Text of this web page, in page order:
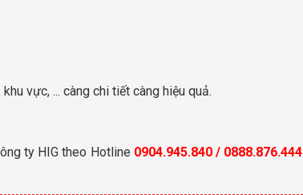
vực, ... càng chi tiết càng hiệu quả.
ty HIG theo Hotline 0904.945.840 / 0888.876.444